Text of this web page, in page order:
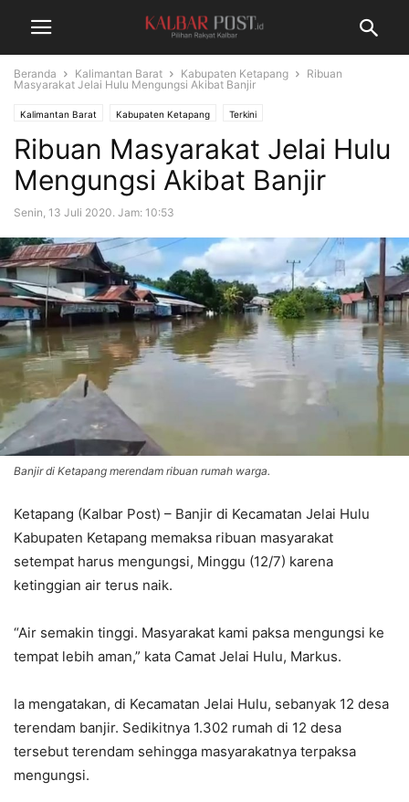
Beranda Kalimantan Barat Kabupaten Ketapang
Ribuan
Masyarakat Jelai Hulu Mengungsi Akibat Banjir
Kalimantan Barat Kabupaten Ketapang Terkini
Ribuan Masyarakat Jelai Hulu
Mengungsi Akibat Banjir
Senin, 13 Juli 2020. Jam: 10:53
Banjir di Ketapang merendam ribuan rumah warga.
Ketapang (Kalbar Post) – Banjir di Kecamatan Jelai Hulu
Kabupaten Ketapang memaksa ribuan masyarakat
setempat harus mengungsi, Minggu (12/7) karena
ketinggian air terus naik.
“Air semakin tinggi. Masyarakat kami paksa mengungsi ke
tempat lebih aman,” kata Camat Jelai Hulu, Markus.
Ia mengatakan, di Kecamatan Jelai Hulu, sebanyak 12 desa
terendam banjir. Sedikitnya 1.302 rumah di 12 desa
tersebut terendam sehingga masyarakatnya terpaksa
mengungsi.